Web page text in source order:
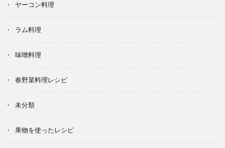
ヤーコン料理
ラム料理
味噌料理
春野菜料理レシピ
未分類
果物を使ったレシピ